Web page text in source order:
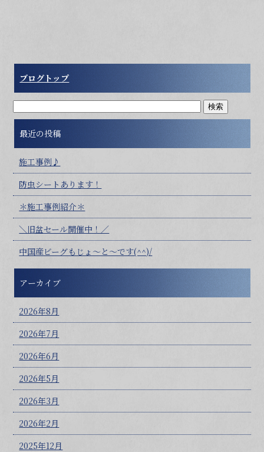
ブログトップ
最近の投稿
施工事例♪
防虫シートあります！
＊施工事例紹介＊
＼旧盆セール開催中！／
中国産ビーグもじょ～と～です(^^)/
アーカイブ
2026年8月
2026年7月
2026年6月
2026年5月
2026年3月
2026年2月
2025年12月